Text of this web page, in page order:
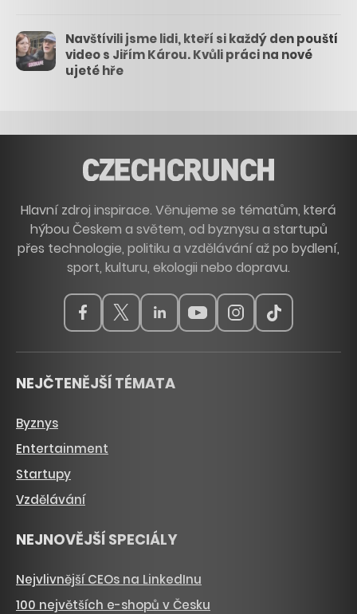
Navštívili jsme lidi, kteří si každý den pouští
video s Jiřím Károu. Kvůli práci na nové
ujeté hře
Hlavní zdroj inspirace. Věnujeme se tématům, která
hýbou Českem a světem, od byznysu a startupů
přes technologie, politiku a vzdělávání až po bydlení,
sport, kulturu, ekologii nebo dopravu.
NEJČTENĚJŠÍ TÉMATA
Byznys
Entertainment
Startupy
Vzdělávání
NEJNOVĚJŠÍ SPECIÁLY
Nejvlivnější CEOs na LinkedInu
100 největších e-shopů v Česku